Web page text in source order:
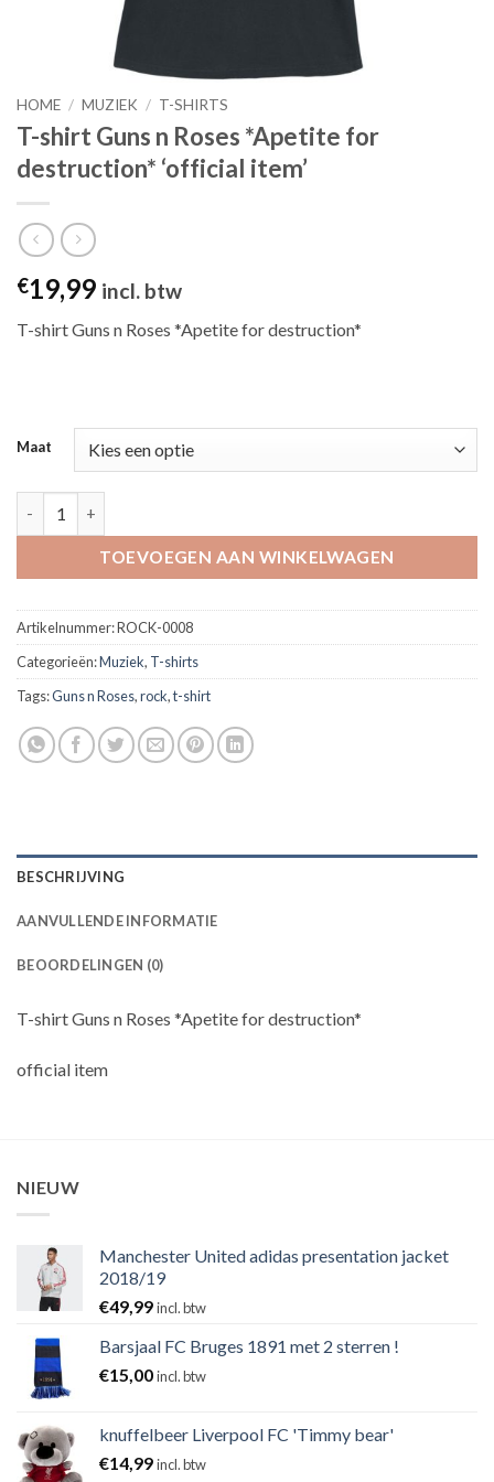
HOME / MUZIEK / T-SHIRTS
T-shirt Guns n Roses *Apetite for
destruction* ‘official item’
€19,99 incl. btw
T-shirt Guns n Roses *Apetite for destruction*
Maat
TOEVOEGEN AAN WINKELWAGEN
Artikelnummer:ROCK-0008
Categorieën:Muziek, T-shirts
Tags:Guns n Roses,rock,t-shirt
BESCHRIJVING
AANVULLENDE INFORMATIE
BEOORDELINGEN (0)
T-shirt Guns n Roses *Apetite for destruction*
official item
NIEUW
Manchester United adidas presentation jacket
2018/19
€49,99incl. btw
Barsjaal FC Bruges 1891 met 2 sterren !
€15,00incl. btw
knuffelbeer Liverpool FC 'Timmy bear'
€14,99incl. btw